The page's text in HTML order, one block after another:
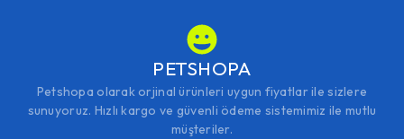
PETSHOPA
Petshopa olarak orjinal ürünleri uygun fiyatlar ile sizlere
sunuyoruz. Hızlı kargo ve güvenli ödeme sistemimiz ile mutlu
müşteriler.